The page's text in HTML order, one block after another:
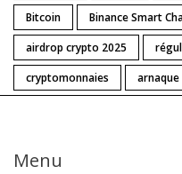
Bitcoin
Binance Smart
airdrop crypto 2025
cryptomonnaies
Menu